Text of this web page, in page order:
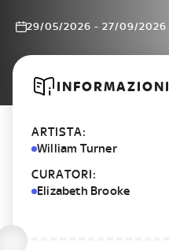
29/05/2026 - 27/09/2026
INFORMAZIONI
ARTISTA:
William Turner
CURATORI:
Elizabeth Brooke